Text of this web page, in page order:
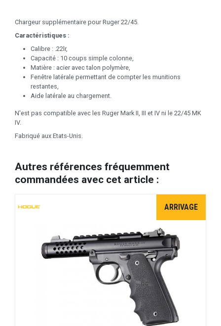
Chargeur supplémentaire pour Ruger 22/45.
Caractéristiques :
Calibre : .22lr,
Capacité : 10 coups simple colonne,
Matière : acier avec talon polymère,
Fenêtre latérale permettant de compter les munitions
restantes,
Aide latérale au chargement.
N'est pas compatible avec les Ruger Mark II, III et IV ni le 22/45 MK
IV.
Fabriqué aux Etats-Unis.
Autres références fréquemment
commandées avec cet article :
ARRIVAGE